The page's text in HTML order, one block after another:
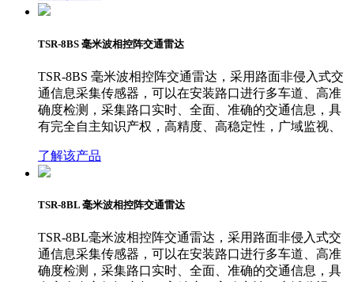
TSR-8BS 毫米波相控阵交通雷达
TSR-8BS 毫米波相控阵交通雷达，采用路面非侵入式交
通信息采集传感器，可以在安装路口进行多车道、高准
确度检测，采集路口实时、全面、准确的交通信息，具
有完全自主知识产权，高精度、高稳定性，广域监视、
了解该产品
TSR-8BL 毫米波相控阵交通雷达
TSR-8BL毫米波相控阵交通雷达，采用路面非侵入式交
通信息采集传感器，可以在安装路口进行多车道、高准
确度检测，采集路口实时、全面、准确的交通信息，具